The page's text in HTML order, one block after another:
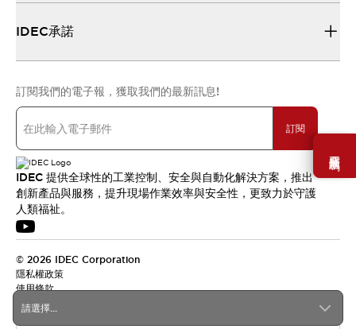
需要幫助嗎？
請選擇...
IDEC承諾
訂閱我們的電子報，獲取我們的最新訊息!
訂閱
IDEC 提供全球性的工業控制、安全與自動化解決方案，推出
創新產品與服務，提升現場作業效率與安全性，更致力於守護
人類福祉。
© 2026 IDEC Corporation
隱私權政策
使用條款
台灣